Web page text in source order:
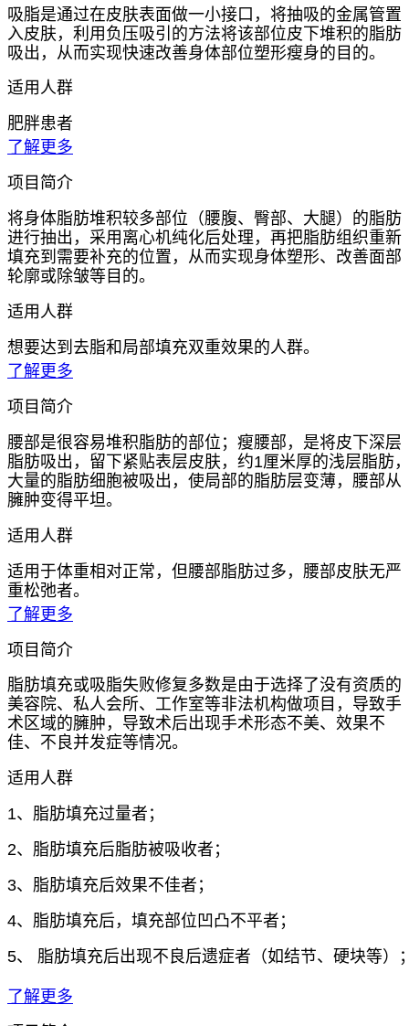
吸脂是通过在皮肤表面做一小接口，将抽吸的金属管置
入皮肤，利用负压吸引的方法将该部位皮下堆积的脂肪
吸出，从而实现快速改善身体部位塑形瘦身的目的。
适用人群
肥胖患者
了解更多
项目简介
将身体脂肪堆积较多部位（腰腹、臀部、大腿）的脂肪
进行抽出，采用离心机纯化后处理，再把脂肪组织重新
填充到需要补充的位置，从而实现身体塑形、改善面部
轮廓或除皱等目的。
适用人群
想要达到去脂和局部填充双重效果的人群。
了解更多
项目简介
腰部是很容易堆积脂肪的部位；瘦腰部，是将皮下深层
脂肪吸出，留下紧贴表层皮肤，约1厘米厚的浅层脂肪
大量的脂肪细胞被吸出，使局部的脂肪层变薄，腰部从
臃肿变得平坦。
适用人群
适用于体重相对正常，但腰部脂肪过多，腰部皮肤无严
重松弛者。
了解更多
项目简介
脂肪填充或吸脂失败修复多数是由于选择了没有资质的
美容院、私人会所、工作室等非法机构做项目，导致手
术区域的臃肿，导致术后出现手术形态不美、效果不
佳、不良并发症等情况。
适用人群
1、脂肪填充过量者；
2、脂肪填充后脂肪被吸收者；
3、脂肪填充后效果不佳者；
4、脂肪填充后，填充部位凹凸不平者；
5、 脂肪填充后出现不良后遗症者（如结节、硬块等）
了解更多